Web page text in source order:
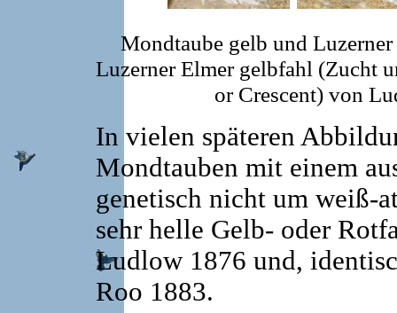
Mondtaube gelb und
Luzerner Elmer gelbfahl (Zucht
or Crescent) von
In vielen späteren
Mondtauben mit einem
genetisch nicht um weiß-
sehr helle Gelb- oder
Ludlow 1876 und,
Roo 1883.